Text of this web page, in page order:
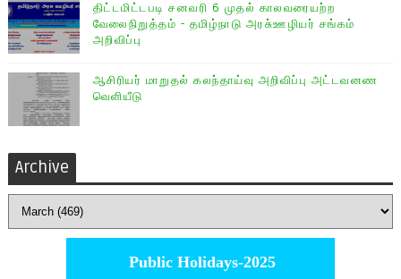
திட்டமிட்டபடி சனவரி 6 முதல் காலவரையற்ற
வேலைநிறுத்தம் - தமிழ்நாடு அரசு்ஊழியர் சங்கம்
அறிவிப்பு
ஆசிரியர் மாறுதல் கலந்தாய்வு அறிவிப்பு அட்டவனண
வெளியீடு
Archive
Public Holidays-2025